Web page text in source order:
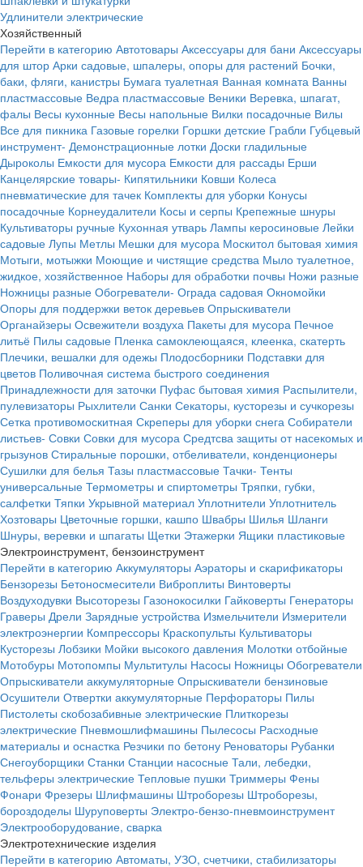
Удлинители электрические
Хозяйственный
Перейти в категорию Автотовары Аксессуары для бани Аксессуары
для штор Арки садовые, шпалеры, опоры для растений Бочки,
баки, фляги, канистры Бумага туалетная Ванная комната Ванны
пластмассовые Ведра пластмассовые Веники Веревка, шпагат,
фалы Весы кухонные Весы напольные Вилки посадочные Вилы
Все для пикника Газовые горелки Горшки детские Грабли Губцевый
инструмент- Демонстрационные лотки Доски гладильные
Дыроколы Емкости для мусора Емкости для рассады Ерши
Канцелярские товары- Кипятильники Ковши Колеса
пневматические для тачек Комплекты для уборки Конусы
посадочные Корнеудалители Косы и серпы Крепежные шнуры
Культиваторы ручные Кухонная утварь Лампы керосиновые Лейки
садовые Лупы Метлы Мешки для мусора Москитол бытовая химия
Мотыги, мотыжки Моющие и чистящие средства Мыло туалетное,
жидкое, хозяйственное Наборы для обработки почвы Ножи разные
Ножницы разные Обогреватели- Ограда садовая Окномойки
Опоры для поддержки веток деревьев Опрыскиватели
Органайзеры Освежители воздуха Пакеты для мусора Печное
литьё Пилы садовые Пленка самоклеющаяся, клеенка, скатерть
Плечики, вешалки для одежы Плодосборники Подставки для
цветов Поливочная система быстрого соединения
Принадлежности для заточки Пуфас бытовая химия Распылители,
пулевизаторы Рыхлители Санки Секаторы, кусторезы и сучкорезы
Сетка противомоскитная Скреперы для уборки снега Собиратели
листьев- Совки Совки для мусора Средтсва защиты от насекомых и
грызунов Стиральные порошки, отбеливатели, конденционеры
Сушилки для белья Тазы пластмассовые Тачки- Тенты
универсальные Термометры и спиртометры Тряпки, губки,
салфетки Тяпки Укрывной материал Уплотнители Уплотнитель
Хозтовары Цветочные горшки, кашпо Швабры Шилья Шланги
Шнуры, веревки и шпагаты Щетки Этажерки Ящики пластиковые
Электроинструмент, бензоинструмент
Перейти в категорию Аккумуляторы Аэраторы и скарификаторы
Бензорезы Бетоносмесители Виброплиты Винтоверты
Воздуходувки Высоторезы Газонокосилки Гайковерты Генераторы
Граверы Дрели Зарядные устройства Измельчители Измерители
электроэнергии Компрессоры Краскопульты Культиваторы
Кусторезы Лобзики Мойки высокого давления Молотки отбойные
Мотобуры Мотопомпы Мультитулы Насосы Ножницы Обогреватели
Опрыскиватели аккумуляторные Опрыскиватели бензиновые
Осушители Отвертки аккумуляторные Перфораторы Пилы
Пистолеты скобозабивные электрические Плиткорезы
электрические Пневмошлифмашины Пылесосы Расходные
материалы и оснастка Резчики по бетону Реноваторы Рубанки
Снегоуборщики Станки Станции насосные Тали, лебедки,
тельферы электрические Тепловые пушки Триммеры Фены
Фонари Фрезеры Шлифмашины Штроборезы Штроборезы,
бороздоделы Шуруповерты Электро-бензо-пневмоинструмент
Электрооборудование, сварка
Электротехнические изделия
Перейти в категорию Автоматы, УЗО, счетчики, стабилизаторы